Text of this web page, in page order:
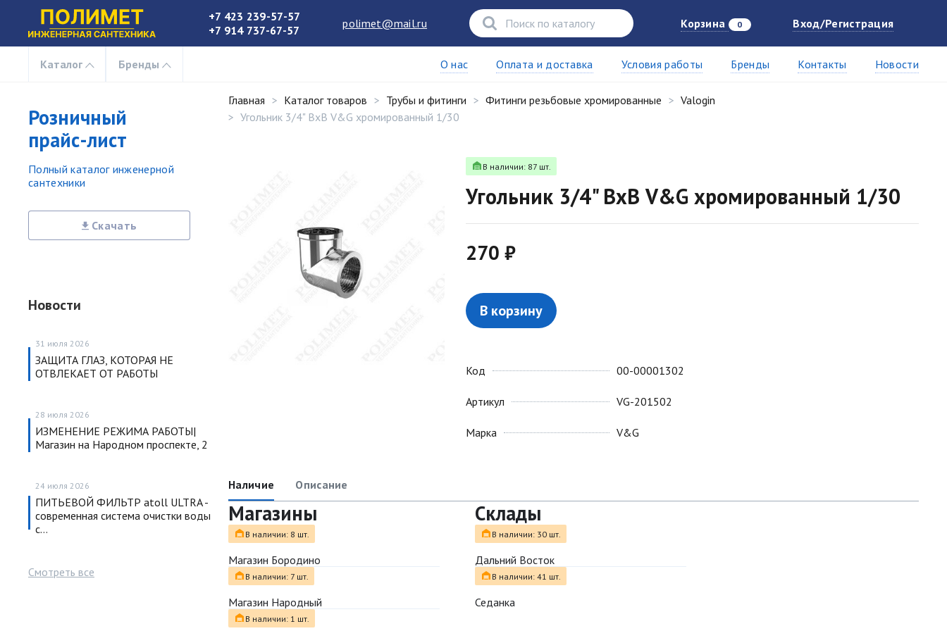
+7 423 239-57-57
+7 914 737-67-57
polimet@mail.ru Корзина 0 Вход/Регистрация
Каталог Бренды О нас Оплата и доставка Условия работы Бренды Контакты Новости
Розничный
прайс-лист
Полный каталог инженерной
сантехники
Скачать
Новости
31 июля 2026
ЗАЩИТА ГЛАЗ, КОТОРАЯ НЕ
ОТВЛЕКАЕТ ОТ РАБОТЫ
28 июля 2026
ИЗМЕНЕНИЕ РЕЖИМА РАБОТЫ|
Магазин на Народном проспекте, 2
24 июля 2026
ПИТЬЕВОЙ ФИЛЬТР atoll ULTRA -
современная система очистки воды
с…
Смотреть все
Главная Каталог товаров Трубы и фитинги Фитинги резьбовые хромированные
Valogin
Угольник 3/4" ВxВ V&G хромированный 1/30
В наличии: 87 шт.
Угольник 3/4" ВxВ V&G хромированный 1/30
270 ₽
В корзину
Код
Артикул
Марка
00-00001302
VG-201502
V&G
Наличие Описание
Магазины
В наличии: 8 шт.
Магазин Бородино
В наличии: 7 шт.
Магазин Народный
В наличии: 1 шт.
Склады
В наличии: 30 шт.
Дальний Восток
В наличии: 41 шт.
Седанка